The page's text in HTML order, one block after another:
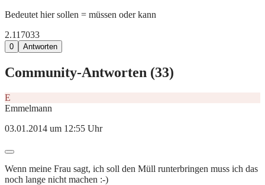
Bedeutet hier sollen = müssen oder kann
2.117033
0 Antworten
Community-Antworten (33)
E
Emmelmann
03.01.2014 um 12:55 Uhr
Wenn meine Frau sagt, ich soll den Müll runterbringen muss ich das
noch lange nicht machen :-)